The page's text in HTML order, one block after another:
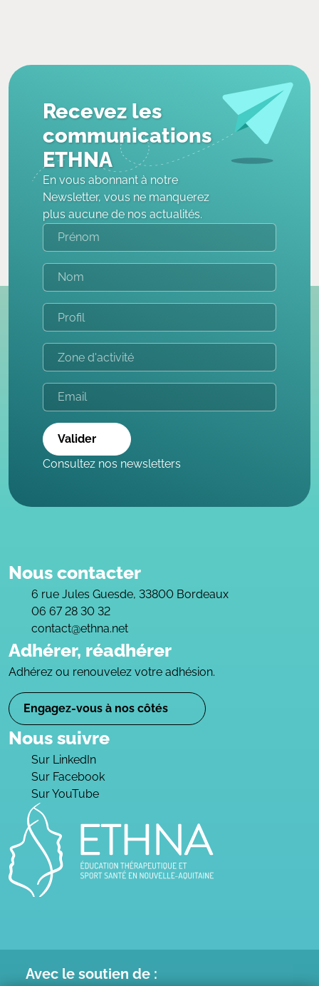
Recevez les
communications
ETHNA
En vous abonnant à notre
Newsletter, vous ne manquerez
plus aucune de nos actualités.
Valider
Consultez nos newsletters
Nous contacter
6 rue Jules Guesde, 33800 Bordeaux
06 67 28 30 32
contact@ethna.net
Adhérer, réadhérer
Adhérez ou renouvelez votre adhésion.
Engagez-vous à nos côtés
Nous suivre
Sur LinkedIn
Sur Facebook
Sur YouTube
Avec le soutien de :